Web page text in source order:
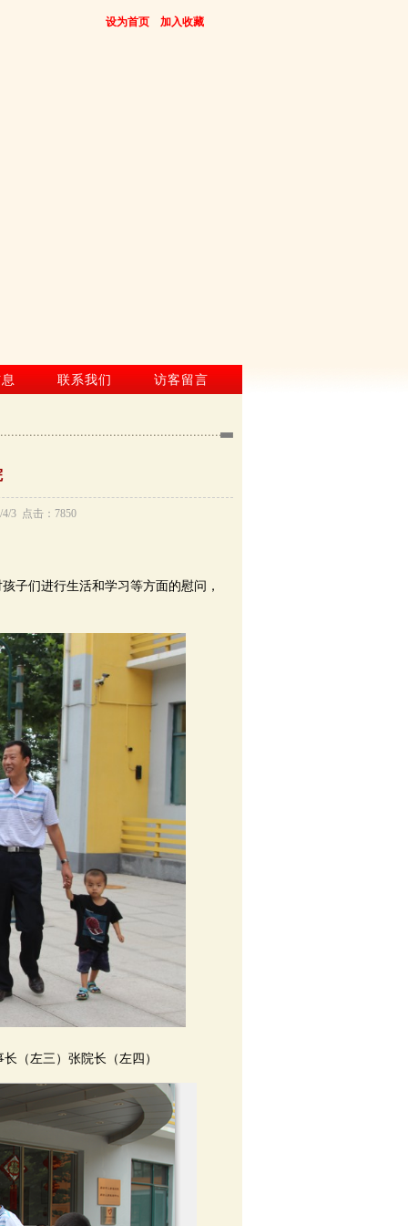
设为首页 加入收藏
联系我们 访客留言
3 点击：7850
子们进行生活和学习等方面的慰问，
（左三）张院长（左四）